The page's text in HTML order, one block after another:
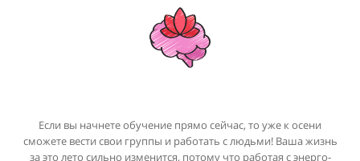
18
19
16
18
16
17
18
Если вы начнете обучение прямо сейчас, то уже к осени
сможете вести свои группы и работать с людьми! Ваша жизнь
за это лето сильно изменится, потому что работая с энерго-